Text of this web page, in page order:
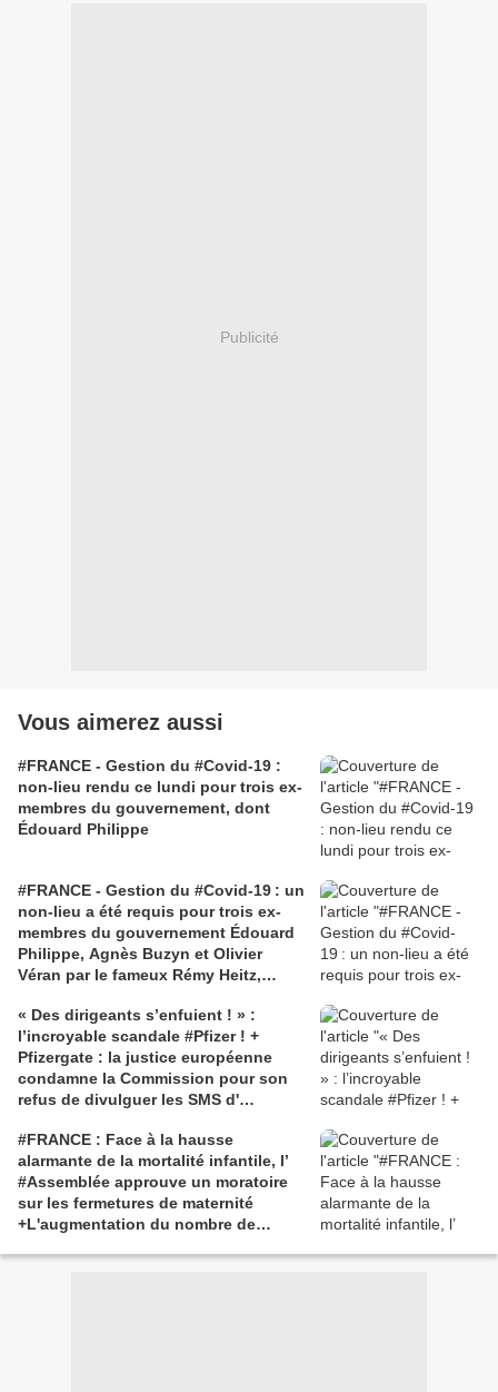
Publicité
Vous aimerez aussi
#FRANCE - Gestion du #Covid-19 :
non-lieu rendu ce lundi pour trois ex-
membres du gouvernement, dont
Édouard Philippe
#FRANCE - Gestion du #Covid-19 : un
non-lieu a été requis pour trois ex-
membres du gouvernement Édouard
Philippe, Agnès Buzyn et Olivier
Véran par le fameux Rémy Heitz,
cassation
« Des dirigeants s’enfuient ! » :
l’incroyable scandale #Pfizer ! +
Pfizergate : la justice européenne
condamne la Commission pour son
refus de divulguer les SMS d'
#FRANCE : Face à la hausse
alarmante de la mortalité infantile, l’
#Assemblée approuve un moratoire
sur les fermetures de maternité
+L'augmentation du nombre de